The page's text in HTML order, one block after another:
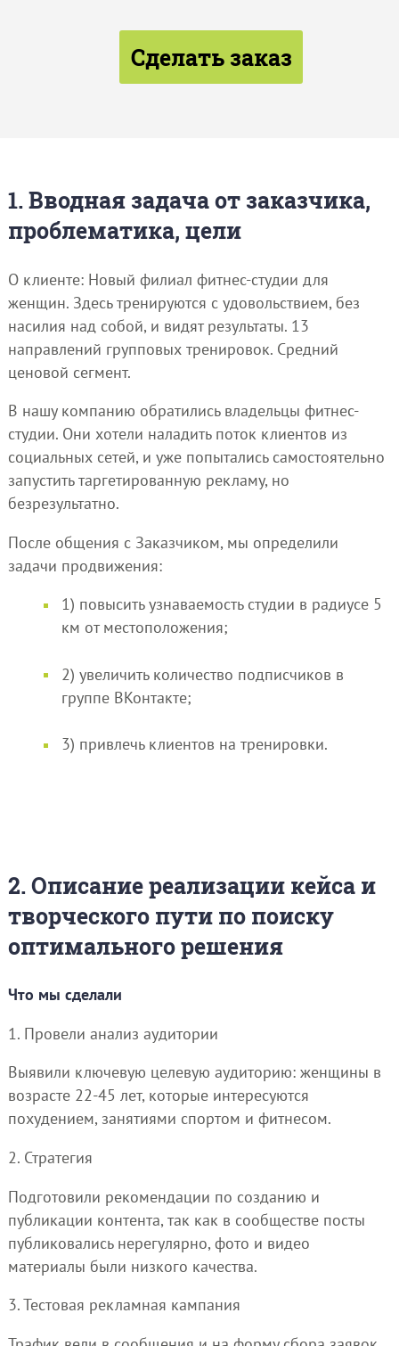
Сделать заказ
1. Вводная задача от заказчика,
проблематика, цели
О клиенте: Новый филиал фитнес-студии для
женщин. Здесь тренируются с удовольствием, без
насилия над собой, и видят результаты. 13
направлений групповых тренировок. Средний
ценовой сегмент.
В нашу компанию обратились владельцы фитнес-
студии. Они хотели наладить поток клиентов из
социальных сетей, и уже попытались самостоятельно
запустить таргетированную рекламу, но
безрезультатно.
После общения с Заказчиком, мы определили
задачи продвижения:
1) повысить узнаваемость студии в радиусе 5
км от местоположения;
2) увеличить количество подписчиков в
группе ВКонтакте;
3) привлечь клиентов на тренировки.
2. Описание реализации кейса и
творческого пути по поиску
оптимального решения
Что мы сделали
1. Провели анализ аудитории
Выявили ключевую целевую аудиторию: женщины в
возрасте 22-45 лет, которые интересуются
похудением, занятиями спортом и фитнесом.
2. Стратегия
Подготовили рекомендации по созданию и
публикации контента, так как в сообществе посты
публиковались нерегулярно, фото и видео
материалы были низкого качества.
3. Тестовая рекламная кампания